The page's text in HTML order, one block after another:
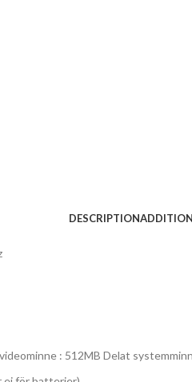
DESCRIPTION
: 512MB Delat